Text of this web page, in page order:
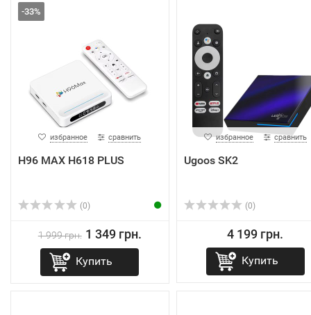
-33%
избранное сравнить
H96 MAX H618 PLUS
(0)
1 999 грн. 1 349 грн.
Купить
избранное сравнить
Ugoos SK2
(0)
4 199 грн.
Купить